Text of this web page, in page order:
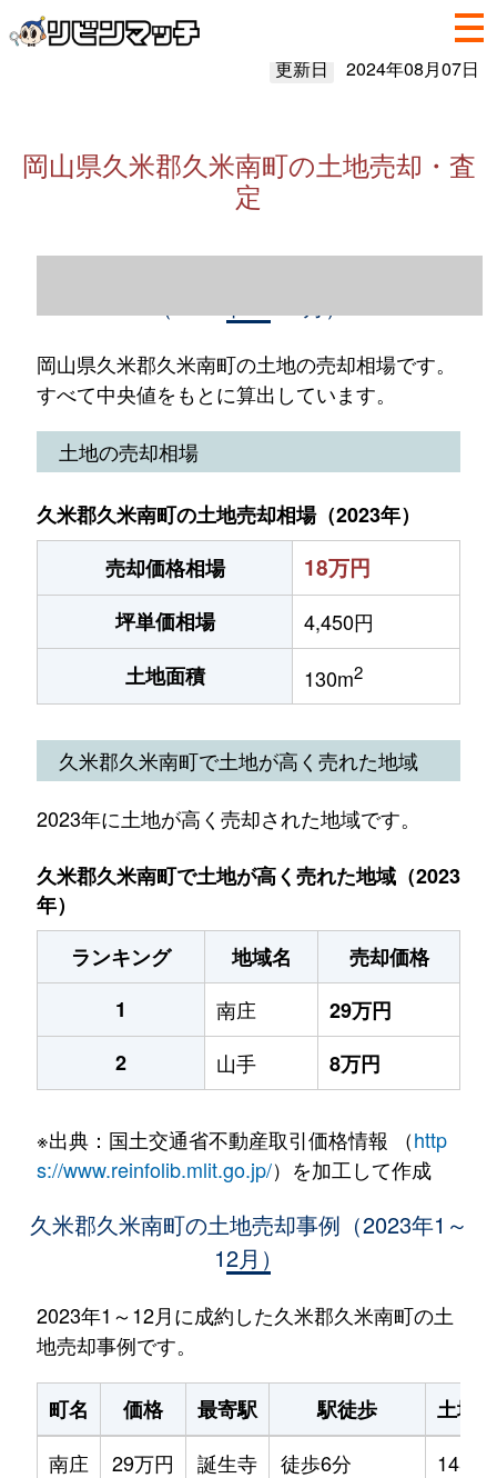
更新日 2024年08月07日
岡山県久米郡久米南町の土地売却・査
定
岡山県久米郡久米南町の土地の売却相場です。
すべて中央値をもとに算出しています。
土地の売却相場
久米郡久米南町の土地売却相場（2023年）
売却価格相場
18万円
坪単価相場
4,450円
土地面積
130m2
久米郡久米南町で土地が高く売れた地域
2023年に土地が高く売却された地域です。
久米郡久米南町で土地が高く売れた地域（2023
年）
ランキング
地域名
売却価格
1
南庄
29万円
2
山手 8万円
※出典：国土交通省不動産取引価格情報 （http
s://www.reinfolib.mlit.go.jp/）を加工して作成
久米郡久米南町の土地売却事例（2023年1～
12月）
2023年1～12月に成約した久米郡久米南町の土
地売却事例です。
町名 価格 最寄駅 駅徒歩
土地
南庄
29万円 誕生寺 徒歩6分
145m²